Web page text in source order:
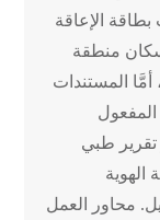
الإعاقة
منطقة
عاماً فأكثر، أمَّا المستندات
تقرير طبي
محاور العمل